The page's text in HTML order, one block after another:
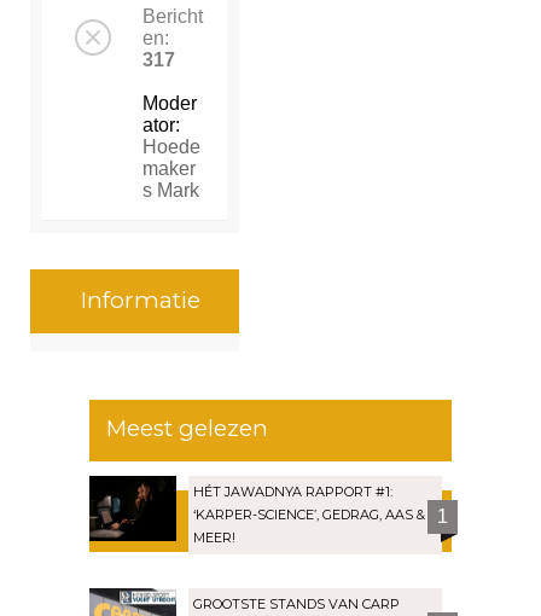
Bericht
en:
317
Moder
ator:
Hoede
maker
s Mark
Informatie
Meest gelezen
HÉT JAWADNYA RAPPORT #1:
‘KARPER-SCIENCE’, GEDRAG, AAS &
MEER!
1
GROOTSTE STANDS VAN CARP